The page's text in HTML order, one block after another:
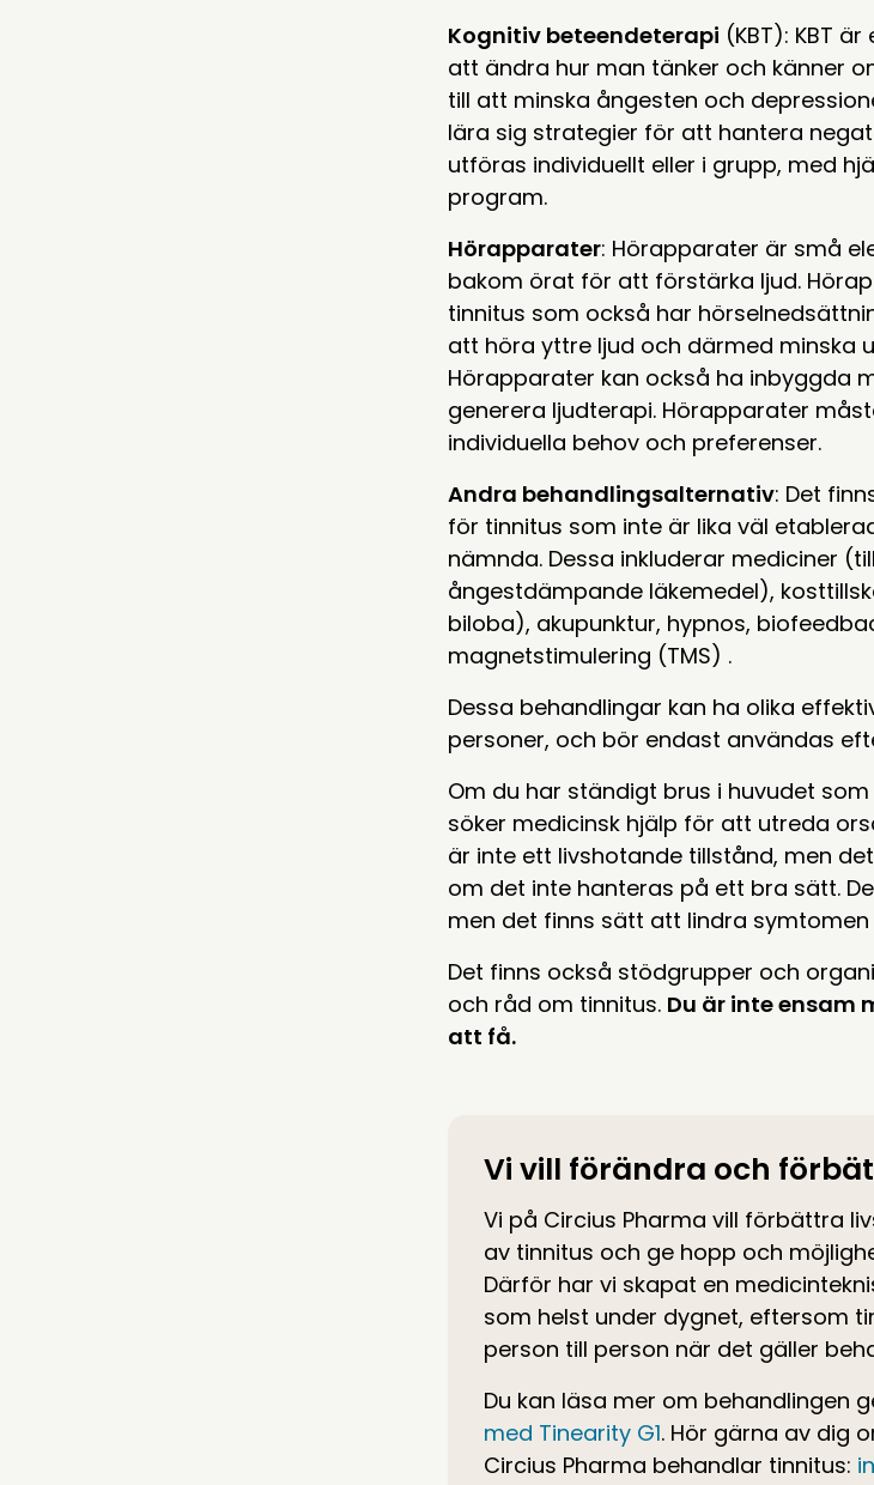
Kognitiv beteendeterapi (KBT): KBT
att ändra hur man tänker och känner
till att minska ångesten och
lära sig strategier för att hantera
utföras individuellt eller i grupp, med
program.
Hörapparater: Hörapparater är små
bakom örat för att förstärka ljud.
tinnitus som också har
att höra yttre ljud och därmed minska
Hörapparater kan också ha inbyggda
generera ljudterapi. Hörapparater
individuella behov och preferenser.
Andra behandlingsalternativ: Det
för tinnitus som inte är lika väl
nämnda. Dessa inkluderar mediciner
ångestdämpande läkemedel),
biloba), akupunktur, hypnos,
magnetstimulering (TMS) .
Dessa behandlingar kan ha olika
personer, och bör endast användas
Om du har ständigt brus i huvudet
söker medicinsk hjälp för att utreda
är inte ett livshotande tillstånd, men
om det inte hanteras på ett bra sätt.
men det finns sätt att lindra
Det finns också stödgrupper och
och råd om tinnitus. Du är inte ensam
att få.
Vi vill förändra och
Vi på Circius Pharma vill förbättra
av tinnitus och ge hopp och
Därför har vi skapat en
som helst under dygnet, eftersom
person till person när det gäller
Du kan läsa mer om behandlingen
med Tinearity G1. Hör gärna av dig
Circius Pharma behandlar tinnitus: